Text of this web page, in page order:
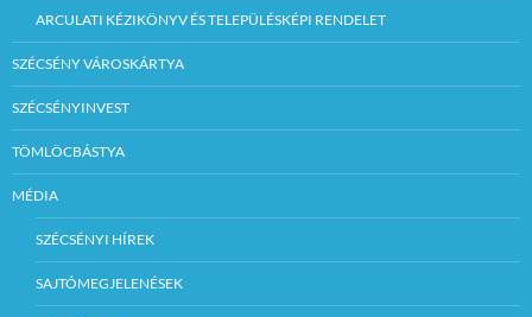
ARCULATI KÉZIKÖNYV ÉS TELEPÜLÉSKÉPI RENDELET
SZÉCSÉNY VÁROSKÁRTYA
SZÉCSÉNYINVEST
TÖMLÖCBÁSTYA
MÉDIA
SZÉCSÉNYI HÍREK
SAJTÓMEGJELENÉSEK